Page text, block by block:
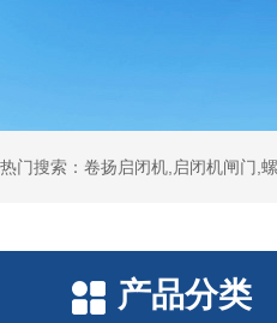
热门搜索：卷扬启闭机,启闭机闸门,
产品分类